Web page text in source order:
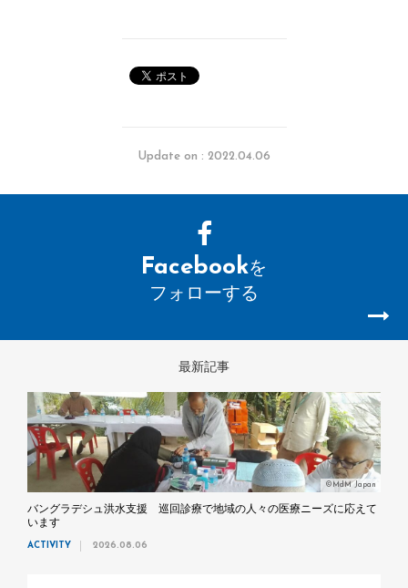
Update on : 2022.04.06
Facebookを
フォローする
最新記事
©MdM Japan
バングラデシュ洪水支援 巡回診療で地域の人々の医療ニーズに応えて
います
ACTIVITY 2026.08.06